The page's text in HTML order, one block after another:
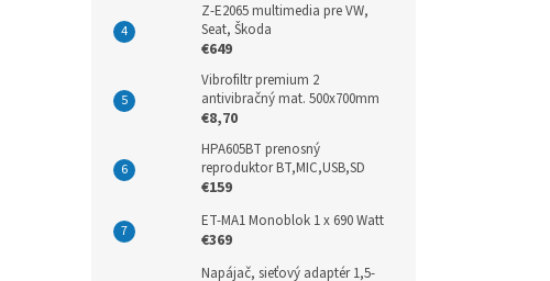
Z-E2065 multimedia pre VW,
Seat, Škoda
€649
Vibrofiltr premium 2
antivibračný mat. 500x700mm
€8,70
HPA605BT prenosný
reproduktor BT,MIC,USB,SD
€159
ET-MA1 Monoblok 1 x 690 Watt
€369
Napájač, sieťový adaptér 1,5-